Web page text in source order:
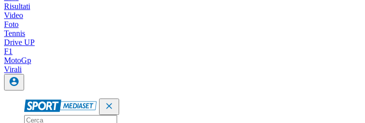
Risultati
Video
Foto
Tennis
Drive UP
F1
MotoGp
Virali